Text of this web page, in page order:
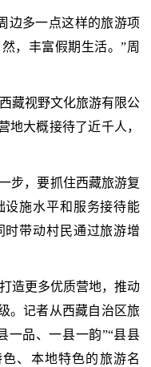
边多一点这样的旅游项
，丰富假期生活。”周
藏视野文化旅游有限公
地大概接待了近千人，
步，要抓住西藏旅游复
设施水平和服务接待能
时带动村民通过旅游增
造更多优质营地，推动
。记者从西藏自治区旅
一品、一县一韵”“县县
、本地特色的旅游名